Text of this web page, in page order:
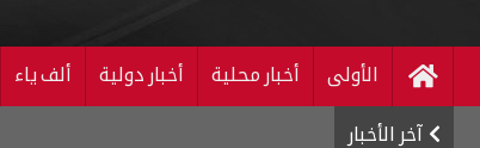
الأولى أخبار محلية أخبار دولية ألف ياء
آخر الأخبار